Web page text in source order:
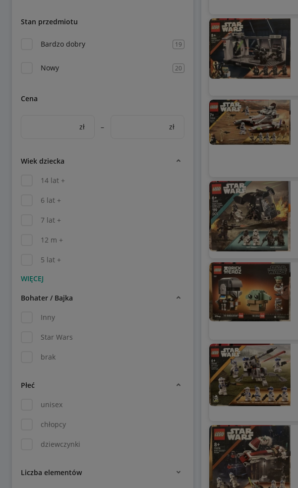
Stan przedmiotu
Bardzo dobry 19
Nowy 20
Cena
zł – zł
Wiek dziecka
14 lat +
6 lat +
7 lat +
12 m +
5 lat +
Bohater / Bajka
Inny
Star Wars
brak
Płeć
unisex
chłopcy
dziewczynki
Liczba elementów